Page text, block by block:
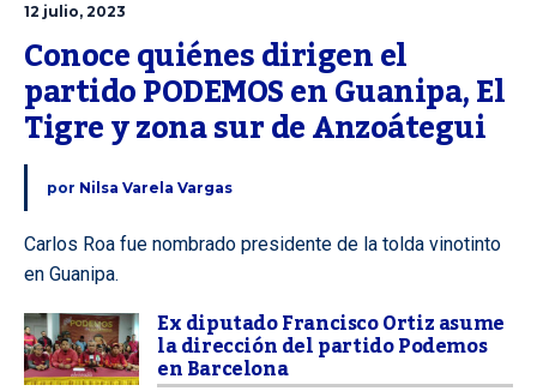
12 julio, 2023
Conoce quiénes dirigen el
partido PODEMOS en Guanipa, El
Tigre y zona sur de Anzoátegui
por Nilsa Varela Vargas
Carlos Roa fue nombrado presidente de la tolda vinotinto
en Guanipa.
Ex diputado Francisco Ortiz asume
la dirección del partido Podemos
en Barcelona